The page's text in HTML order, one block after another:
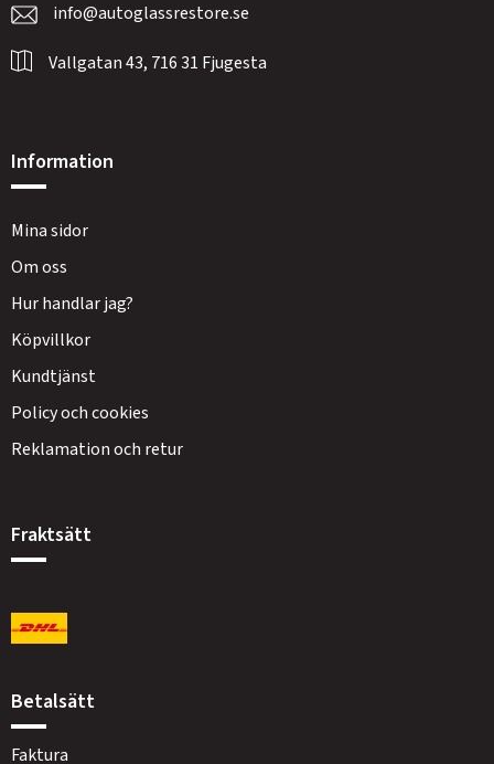
info@autoglassrestore.se
Vallgatan 43, 716 31 Fjugesta
Information
Mina sidor
Om oss
Hur handlar jag?
Köpvillkor
Kundtjänst
Policy och cookies
Reklamation och retur
Fraktsätt
Betalsätt
Faktura